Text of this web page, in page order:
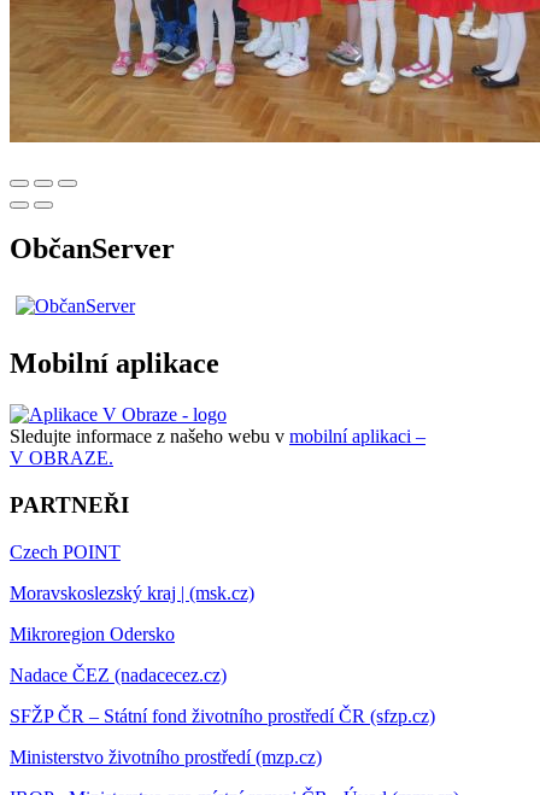
ObčanServer
Mobilní aplikace
Sledujte informace z našeho webu v mobilní aplikaci –
V OBRAZE.
PARTNEŘI
Czech POINT
Moravskoslezský kraj | (msk.cz)
Mikroregion Odersko
Nadace ČEZ (nadacecez.cz)
SFŽP ČR – Státní fond životního prostředí ČR (sfzp.cz)
Ministerstvo životního prostředí (mzp.cz)